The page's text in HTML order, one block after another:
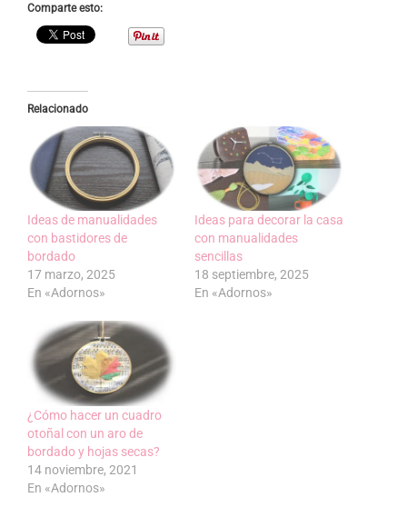
Comparte esto:
Relacionado
Ideas de manualidades
con bastidores de
bordado
17 marzo, 2025
En «Adornos»
Ideas para decorar la casa
con manualidades
sencillas
18 septiembre, 2025
En «Adornos»
¿Cómo hacer un cuadro
otoñal con un aro de
bordado y hojas secas?
14 noviembre, 2021
En «Adornos»